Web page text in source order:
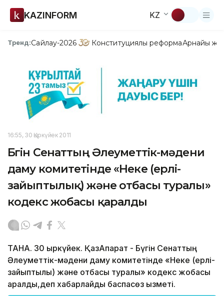
KAZINFORM KZ
Тренд:Сайлау-2026 Конституциялық реформаАрнайы
16:55, 30 Қыркүйек 2011
Бүгін Сенаттың Әлеуметтік-мәдени
даму комитетінде «Неке (ерлі-
зайыптылық) және отбасы туралы»
кодекс жобасы қаралды
ТАНА. 30 қыркүйек. ҚазАқпарат - Бүгін Сенаттың
Әлеуметтік-мәдени даму комитетінде «Неке (ерлі-
зайыптылық) және отбасы туралы» кодекс жобасы
қаралды,деп хабарлайды баспасөз қызметі.